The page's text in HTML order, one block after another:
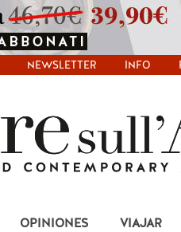
NEWSLETTER INFO
OPINIONES VIAJAR